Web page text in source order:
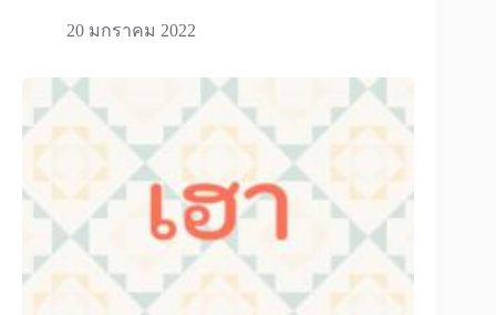
20 มกราคม 2022